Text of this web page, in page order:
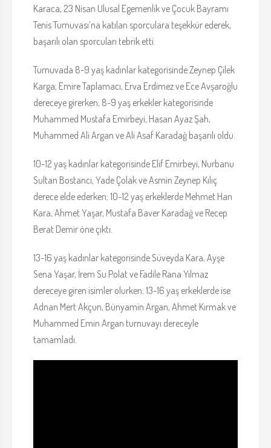
Karaca, 23 Nisan Ulusal Egemenlik ve Çocuk Bayramı
Tenis Turnuvası’na katılan sporculara teşekkür ederek,
başarılı olan sporcuları tebrik etti.
Turnuvada 8-9 yaş kadınlar kategorisinde Zeynep Çilek
Karga, Emire Taplamacı, Erva Erdimez ve Ece Avşaroğlu
dereceye girerken; 8-9 yaş erkekler kategorisinde
Muhammed Mustafa Emirbeyi, Hasan Ayaz Şah,
Muhammed Ali Argan ve Ali Asaf Karadağ başarılı oldu.
10-12 yaş kadınlar kategorisinde Elif Emirbeyi, Nurbanu
Sultan Bostancı, Yade Çolak ve Asmin Zeynep Kılıç
derece elde ederken; 10-12 yaş erkeklerde Mehmet Han
Kara, Ahmet Yaşar, Mustafa Baver Karadağ ve Recep
Berat Demir öne çıktı.
13-16 yaş kadınlar kategorisinde Süveyda Kara, Ayşe
Sena Yaşar, İrem Su Polat ve Fadile Rana Yılmaz
dereceye giren isimler olurken; 13-16 yaş erkeklerde ise
Adnan Mert Akçun, Bünyamin Argan, Ahmet Kırmak ve
Muhammed Emin Argan turnuvayı dereceyle
tamamladı.